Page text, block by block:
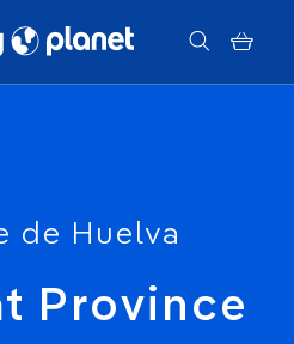
de Huelva
Province